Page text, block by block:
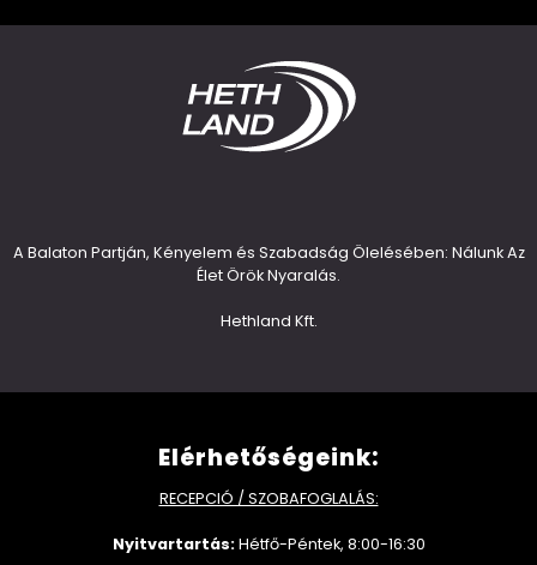
A Balaton Partján, Kényelem és Szabadság Ölelésében: Nálunk Az
Élet Örök Nyaralás.
Hethland Kft.
Elérhetőségeink:
RECEPCIÓ / SZOBAFOGLALÁS:
Nyitvartartás:Hétfő-Péntek, 8:00-16:30